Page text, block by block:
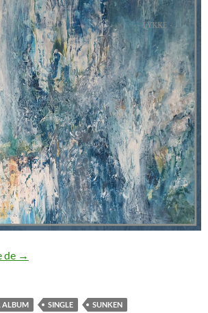
de Sunken : nouveau single
→
ALBUM SINGLE SUNKEN